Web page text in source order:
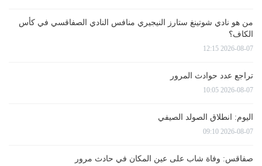
من هو نادي شوتينغ ستارز النيجيري منافس النادي الصفاقسي في كأس
الكاف؟
2026-08-07 12:15
تراجع عدد حوادث المرور
2026-08-07 10:05
اليوم: انطلاق الصولد الصيفي
2026-08-07 09:10
صفاقس: وفاة شاب على عين المكان في حادث مرور